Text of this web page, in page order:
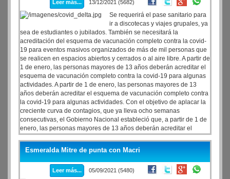
Leer más... 13/12/2021 (5682)
Se requerirá el pase sanitario para
ir a discotecas y viajes grupales, ya
sea de estudiantes o jubilados. También se necesitará la
acreditación del esquema de vacunación completo contra la covid-
19 para eventos masivos organizados de más de mil personas que
se realicen en espacios abiertos y cerrados o al aire libre. A partir de
1 de enero, las personas mayores de 13 años deberán acreditar el
esquema de vacunación completo contra la covid-19 para algunas
actividades. A partir de 1 de enero, las personas mayores de 13
años deberán acreditar el esquema de vacunación completo contra
la covid-19 para algunas actividades. Con el objetivo de aplacar la
creciente curva de contagios, que ya lleva ocho semanas
consecutivas, el Gobierno Nacional estableció que, a partir de 1 de
enero, las personas mayores de 13 años deberán acreditar el
esquema de vacunación completo contra la covid-19 para asistir a
boliches, viajes grupales de egresados o jubilados y eventos
masivos organizados de más de mil personas, ya sea en lugares
cerrados o al aire libre.
Esmeralda Mitre de punta con Macri
Leer más... 05/09/2021 (5480)